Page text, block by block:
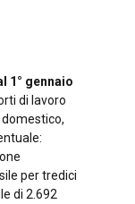
1° gennaio
di lavoro
per tredici
di 2.692